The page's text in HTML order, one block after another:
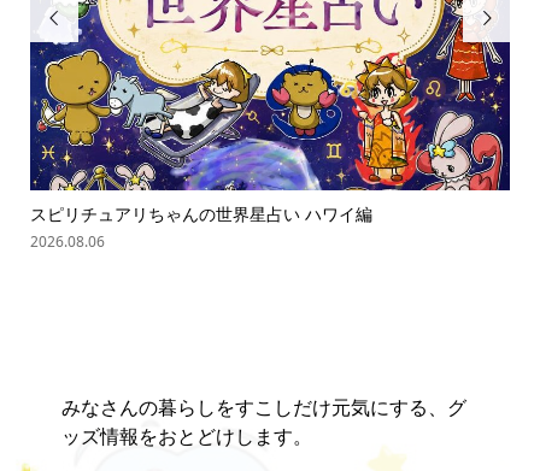

スピリチュアリちゃんの世界星占い ハワイ編
2026.08.06

みなさんの暮らしをすこしだけ元気にする、グ
ッズ情報をおとどけします。